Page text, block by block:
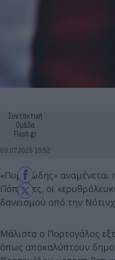
Συντακτική
Ομάδα
Flash.gr
09.07.2026 10:52
«Πυρετώδης» αναμένεται
Πόποβιτς, οι
δανεισμού από την
Μάλιστα ο Πορτογάλος
όπως αποκαλύπτουν